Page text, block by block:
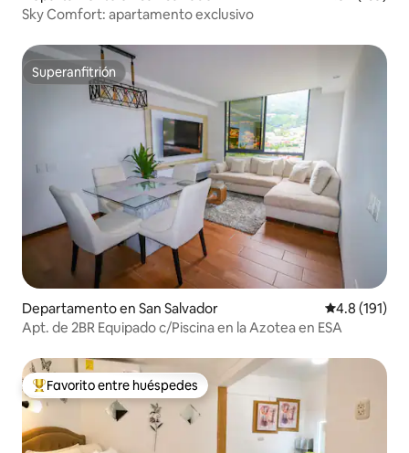
Sky Comfort: apartamento exclusivo
Superanfitrión
Superanfitrión
Departamento en San Salvador Calificación
4.8 (191)
Apt. de 2BR Equipado c/Piscina en la Azotea en ESA
De los mejores en Favorito entre huéspedes
Favorito entre huéspedes